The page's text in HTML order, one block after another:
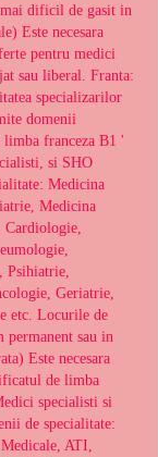
dificil de gasit in
Este necesara
pentru medici
sau liberal. Franta:
specializarilor
domenii
limba franceza B1 '
si SHO
Medicina
Medicina
Psihiatrie,
Geriatrie,
etc. Locurile de
permanent sau in
Este necesara
de limba
specialisti si
de specialitate:
ATI,